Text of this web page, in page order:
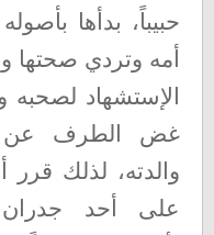
حبيباً، بدأها
أمه وتردي صحتها
الإستشهاد لصحبه
غض الطرف عن
والدته، لذلك
على أحد جدران